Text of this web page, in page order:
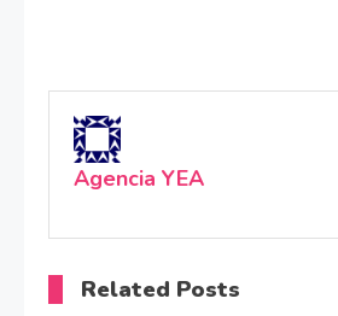
Agencia YEA
Related Posts